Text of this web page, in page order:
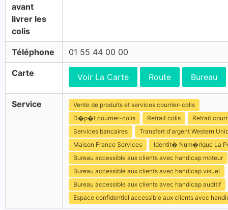
avant
livrer les
colis
Téléphone 01 55 44 00 00
Carte Voir La Carte Route Bureau
Service
Vente de produits et services courrier-colis
D�p�t courrier-colis
Retrait colis
Retrait
Services bancaires
Transfert d'argent Western
Maison France Services
Identit� Num�rique La
Bureau accessible aux clients avec handicap moteur
Bureau accessible aux clients avec handicap visuel
Bureau accessible aux clients avec handicap auditif
Espace confidentiel accessible aux clients avec